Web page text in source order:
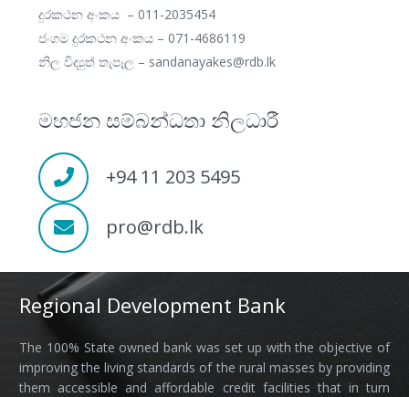
දුරකථන අංකය – 011-2035454
ජංගම දුරකථන අංකය – 071-4686119
නිල විද්‍යුත් තැපෑල – sandanayakes@rdb.lk
මහජන සම්බන්ධතා නිලධාරී
+94 11 203 5495
pro@rdb.lk
Regional Development Bank
The 100% State owned bank was set up with the objective of
improving the living standards of the rural masses by providing
them accessible and affordable credit facilities that in turn